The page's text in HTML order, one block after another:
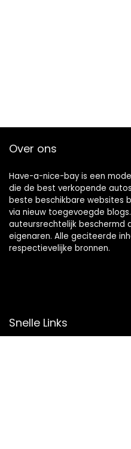
Over ons
Have-a-nice-bay is een
die de best verkopende
beste beschikbare websites
via nieuw toegevoegde
auteursrechtelijk beschermd
eigenaren. Alle geciteerde
respectievelijke bronnen.
Snelle Links